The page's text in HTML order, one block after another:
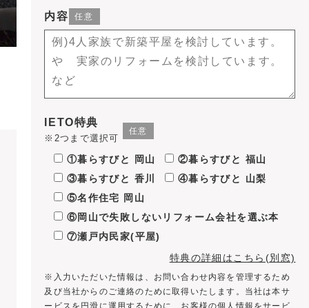
内容
IETO特典
※2つまで選択可
①暮らすびと 岡山
②暮らすびと 福山
③暮らすびと 香川
④暮らすびと 山梨
⑤名作住宅 岡山
⑥岡山で失敗しないリフォーム会社を選ぶ本
⑦瀬戸内民家(平屋)
特典の詳細はこちら(別窓)
※入力いただいた情報は、お問い合わせ内容を管理するため
及び当社からのご連絡のために取得いたします。当社は本サ
ービスを円滑に運用するために、お客様の個人情報をサービ